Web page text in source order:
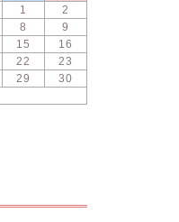
1
2
8
9
15
16
22
23
29
30